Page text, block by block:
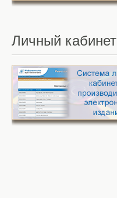
Личный кабинет